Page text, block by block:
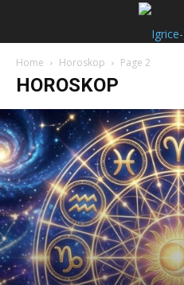
Home Horoskop Page 2
HOROSKOP